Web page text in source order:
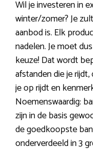
Wil je investeren in
winter/zomer? Je
aanbod is. Elk
nadelen. Je moet
keuze! Dat wordt
afstanden die je
je op rijdt en
Noemenswaardig:
zijn in de basis
de goedkoopste
onderverdeeld in 3